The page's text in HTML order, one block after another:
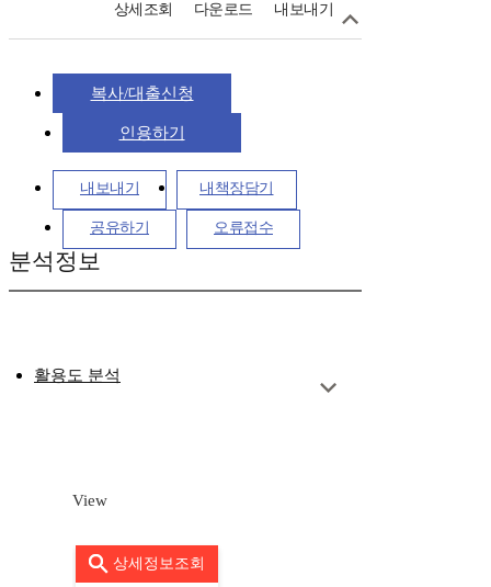
상세조회 다운로드 내보내기
복사/대출신청
인용하기
내보내기 내책장담기
공유하기 오류접수
분석정보
활용도 분석
View
상세정보조회